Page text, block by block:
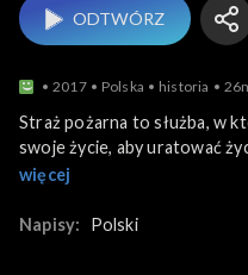
ODTWÓRZ
2017 Polska historia
Straż pożarna to służba, w
swoje życie, aby uratować
prapoczątki tego
które dzisiaj jednoznacznie
więcej
Napisy: Polski